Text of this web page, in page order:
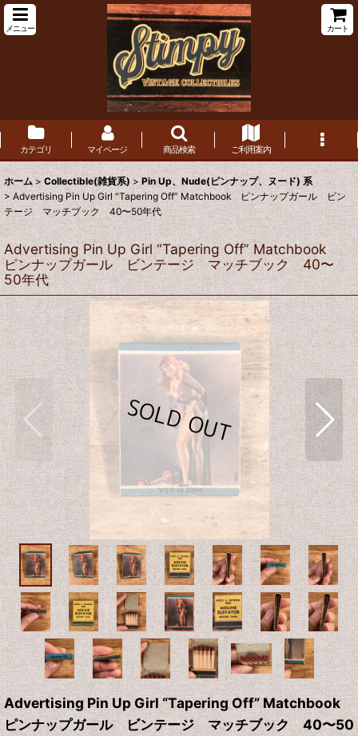
メニュー カート
カテゴリ マイページ 商品検索 ご利用案内
ホーム > Collectible(雑貨系) > Pin Up、Nude(ピンナップ、ヌード) 系
> Advertising Pin Up Girl “Tapering Off” Matchbook ピンナップガール ビン
テージ マッチブック 40〜50年代
Advertising Pin Up Girl “Tapering Off” Matchbook
ピンナップガール ビンテージ マッチブック 40〜
50年代
Advertising Pin Up Girl “Tapering Off” Matchbook
ピンナップガール ビンテージ マッチブック 40〜50